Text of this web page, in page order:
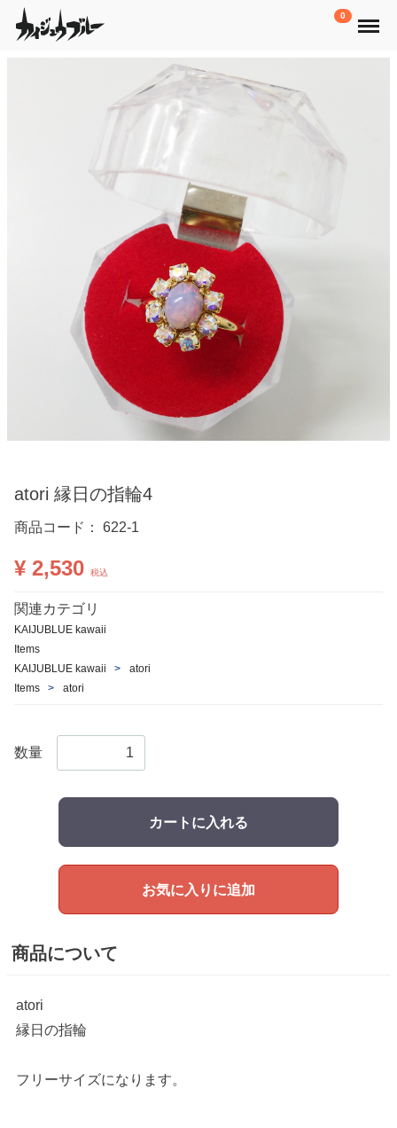
0 Menu
atori 縁日の指輪4
商品コード： 622-1
¥ 2,530 税込
関連カテゴリ
KAIJUBLUE kawaii
Items
KAIJUBLUE kawaii
atori
Items
atori
数量
カートに入れる
お気に入りに追加
商品について
atori
縁日の指輪
フリーサイズになります。